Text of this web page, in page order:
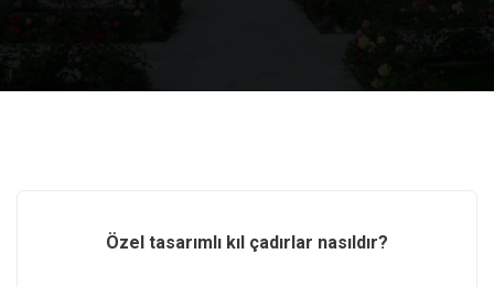
Özel tasarımlı kıl çadırlar nasıldır?